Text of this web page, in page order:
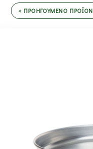
< ΠΡΟΗΓΟΥΜΕΝΟ ΠΡΟΪΟΝ